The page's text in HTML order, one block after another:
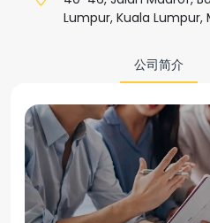
Lumpur, Kuala Lumpur,
公司简介